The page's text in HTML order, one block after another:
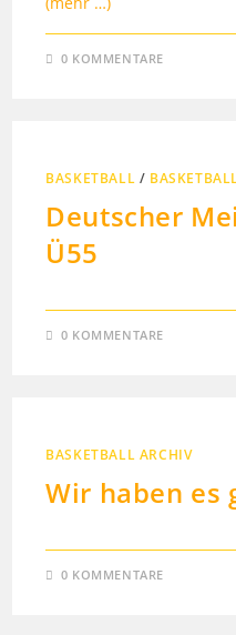
0 KOMMENTARE
BASKETBALL /
Deutscher
Ü55
0 KOMMENTARE
BASKETBALL ARCHIV
Wir haben es
0 KOMMENTARE